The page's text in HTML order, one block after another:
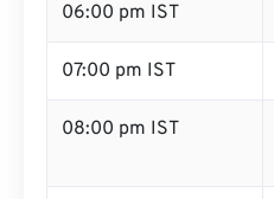
06:00 pm IST
07:00 pm IST
08:00 pm IST